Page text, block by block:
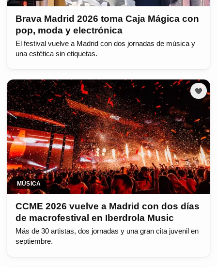
Brava Madrid 2026 toma Caja Mágica con
pop, moda y electrónica
El festival vuelve a Madrid con dos jornadas de música y
una estética sin etiquetas.
MÚSICA
CCME 2026 vuelve a Madrid con dos días
de macrofestival en Iberdrola Music
Más de 30 artistas, dos jornadas y una gran cita juvenil en
septiembre.